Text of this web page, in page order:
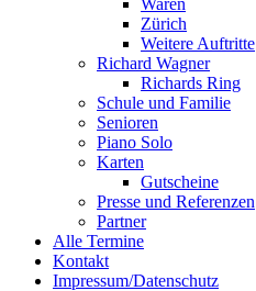
Zürich
Weitere Auftritte
Richard Wagner
Richards Ring
Schule und Familie
Senioren
Piano Solo
Karten
Gutscheine
Presse und Referenzen
Partner
Alle Termine
Kontakt
Impressum/Datenschutz